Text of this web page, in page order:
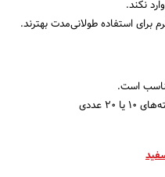
نکند.
استفاده طولانی‌مدت بهترند.
است.
برای سازمان‌ها و مدارس خرید بسته‌های ۱۰ یا ۲۰ عددی